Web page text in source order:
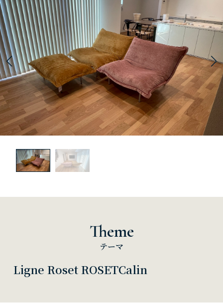
Theme
テーマ
Ligne Roset ROSETCalin